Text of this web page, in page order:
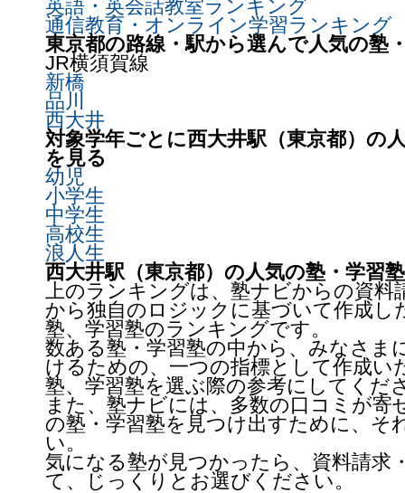
英語・英会話教室ランキング
通信教育・オンライン学習ランキング
東京都の路線・駅から選んで人気の塾
JR横須賀線
新橋
品川
西大井
対象学年ごとに西大井駅（東京都）の
を見る
幼児
小学生
中学生
高校生
浪人生
西大井駅（東京都）の人気の塾・学習
上のランキングは、塾ナビからの資料
から独自のロジックに基づいて作成し
塾、学習塾のランキングです。
数ある塾・学習塾の中から、みなさま
けるための、一つの指標として作成い
塾、学習塾を選ぶ際の参考にしてくだ
また、塾ナビには、多数の口コミが
の塾・学習塾を見つけ出すために、そ
い。
気になる塾が見つかったら、資料請求
て、じっくりとお選びください。